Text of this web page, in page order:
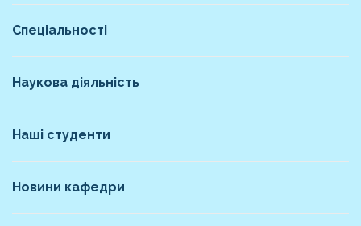
Спеціальності
Наукова діяльність
Наші студенти
Новини кафедри